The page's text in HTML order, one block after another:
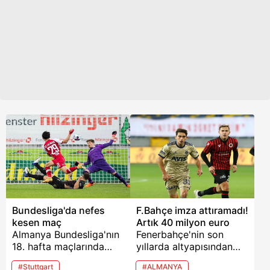
Bundesliga'da nefes
kesen maç
Almanya Bundesliga'nın
18. hafta maçlarında
Freiburg sahasında
#Stuttgart
F.Bahçe imza attıramadı!
Artık 40 milyon euro
Fenerbahçe'nin son
yıllarda altyapısından
çıkardığı ve gelecek
#ALMANYA